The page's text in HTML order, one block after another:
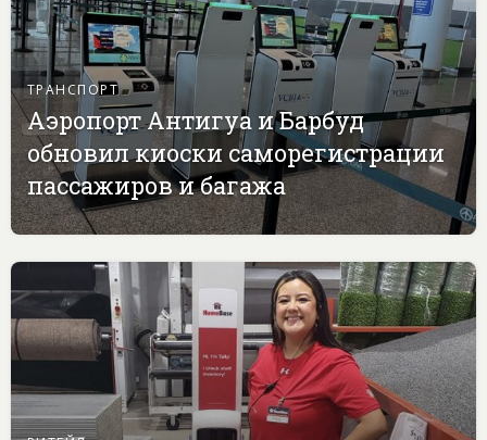
ТРАНСПОРТ
Аэропорт Антигуа и Барбуд
обновил киоски саморегистрации
пассажиров и багажа